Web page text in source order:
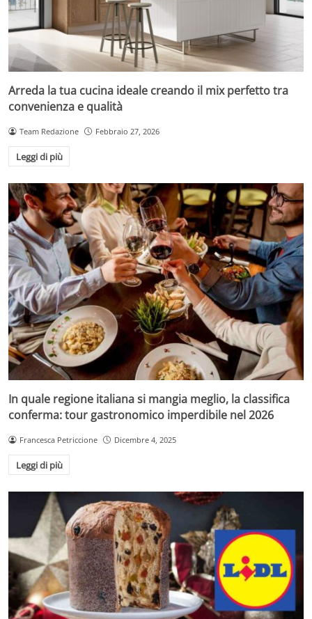
Arreda la tua cucina ideale creando il mix perfetto tra
convenienza e qualità
Team Redazione Febbraio 27, 2026
Leggi di più
In quale regione italiana si mangia meglio, la classifica
conferma: tour gastronomico imperdibile nel 2026
Francesca Petriccione Dicembre 4, 2025
Leggi di più